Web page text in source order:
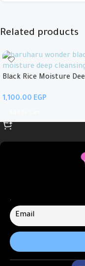
Related products
Black Rice Moisture
EGP
.